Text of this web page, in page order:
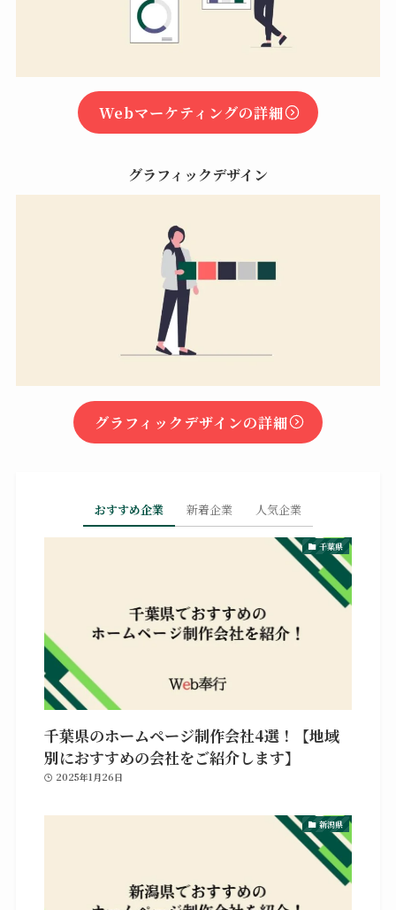
Webマーケティングの詳細
グラフィックデザイン
グラフィックデザインの詳細
おすすめ企業 新着企業 人気企業
千葉県
千葉県のホームページ制作会社4選！【地域
別におすすめの会社をご紹介します】
2025年1月26日
新潟県